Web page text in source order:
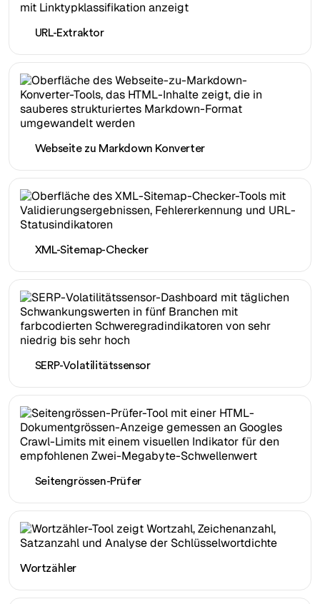
URL-Extraktor
Webseite zu Markdown Konverter
XML-Sitemap-Checker
SERP-Volatilitätssensor
Seitengrössen-Prüfer
Wortzähler